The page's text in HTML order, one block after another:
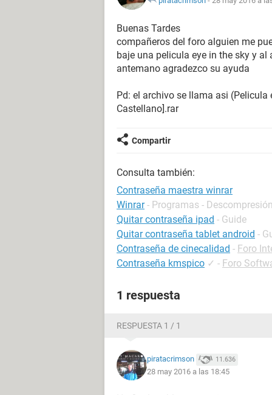
Buenas Tardes
compañeros del foro alguien me
baje una pelicula eye in the sky y
antemano agradezco su ayuda
Pd: el archivo se llama asi
Castellano].rar
Compartir
Consulta también:
Contraseña maestra winrar
Winrar - Programas -
Quitar contraseña ipad - Guide
Quitar contraseña tablet android -
Contraseña de cinecalidad - Foro
Contraseña kmspico ✓ - Foro
1 respuesta
RESPUESTA 1 / 1
piratacrimson 11.636
28 may 2016 a las 18:45